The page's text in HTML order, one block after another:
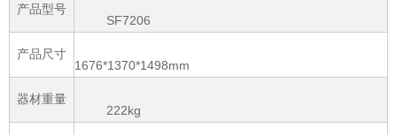
产品型号
SF7206
产品尺寸
1676*1370*1498mm
器材重量
222kg